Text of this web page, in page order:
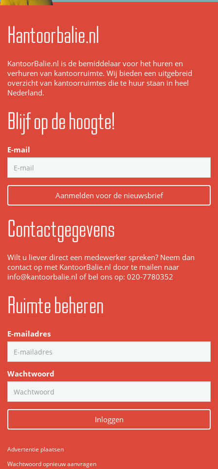
Kantoorbalie.nl
KantoorBalie.nl is de bemiddelaar voor het huren en
verhuren van kantoorruimte. Wij bieden een uitgebreid
overzicht van kantoorruimtes die te huur staan in heel
Nederland.
Blijf op de hoogte!
E-mail
Aanmelden voor de nieuwsbrief
Contactgegevens
Wilt u liever direct een medewerker spreken? Neem dan
contact op met KantoorBalie.nl door te mailen naar
info@kantoorbalie.nl of bel ons op: 020-7780352
Ruimte beheren
E-mailadres
Wachtwoord
Inloggen
Advertentie plaatsen
Wachtwoord opnieuw aanvragen